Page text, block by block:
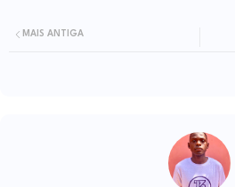
MAIS ANTIGA